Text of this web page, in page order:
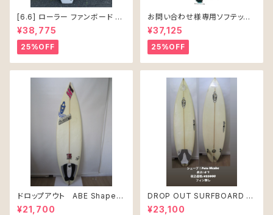
[6.6] ローラー ファンボード ソ
フテック
¥38,775
25%OFF
お問い合わせ様専用ソフテック
SALLY シャリー 6’6 ソフトボー
ド 61L
¥37,125
25%OFF
ドロップアウト ABE Shape
PRO JUNIR MODEL モデル
¥21,700
DROP OUT SURFBOARD シ
ェープ：Pete Mcabe USED
¥23,100